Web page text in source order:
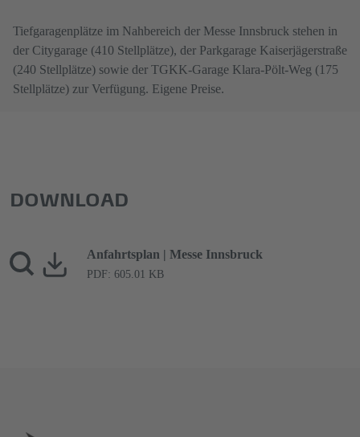
Tiefgaragenplätze im Nahbereich der Messe Innsbruck stehen in
der Citygarage (410 Stellplätze), der Parkgarage Kaiserjägerstraße
(240 Stellplätze) sowie der TGKK-Garage Klara-Pölt-Weg (175
Stellplätze) zur Verfügung. Eigene Preise.
DOWNLOAD
Anfahrtsplan | Messe Innsbruck
PDF: 605.01 KB